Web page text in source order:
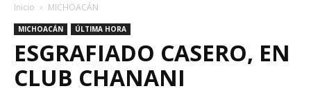
Inicio MICHOACÁN
MICHOACÁN ÚLTIMA HORA
ESGRAFIADO CASERO, EN
CLUB CHANANI